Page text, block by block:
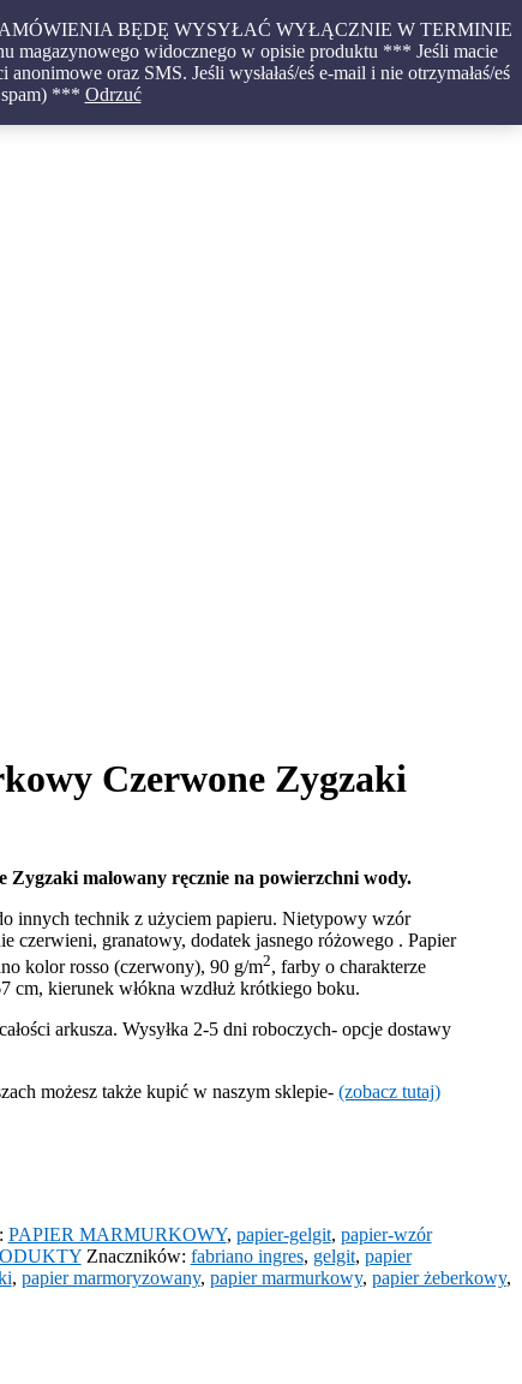
BĘDĘ WYSYŁAĆ WYŁĄCZNIE W TERMINIE
magazynowego widocznego w opisie produktu *** Jeśli macie
oraz SMS. Jeśli wysłałaś/eś e-mail i nie otrzymałaś/eś
spam) *** Odrzuć
Czerwone Zygzaki
malowany ręcznie na powierzchni wody.
innych technik z użyciem papieru. Nietypowy wzór
czerwieni, granatowy, dodatek jasnego różowego . Papier
kolor rosso (czerwony), 90 g/m2, farby o charakterze
cm, kierunek włókna wzdłuż krótkiego boku.
arkusza. Wysyłka 2-5 dni roboczych- opcje dostawy
możesz także kupić w naszym sklepie- (zobacz tutaj)
PAPIER MARMURKOWY, papier-gelgit, papier-wzór
Znaczników: fabriano ingres, gelgit, papier
, papier marmoryzowany, papier marmurkowy, papier żeberkowy,